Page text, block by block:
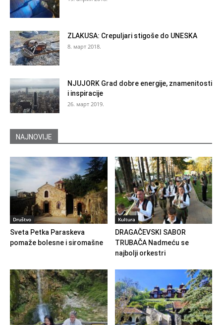
ZLAKUSA: Crepuljari stigoše do UNESKA
8. март 2018.
NJUJORK Grad dobre energije, znamenitosti
i inspiracije
26. март 2019.
NAJNOVIJE
Društvo
Sveta Petka Paraskeva
pomaže bolesne i siromašne
Kultura
DRAGAČEVSKI SABOR
TRUBAČA Nadmeću se
najbolji orkestri